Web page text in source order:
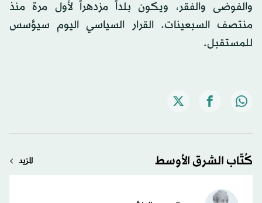
والفوضى والفقر، ويكون بلداً مزدهراً لأول مرة منذ
منتصف السبعينات. القرار السياسي اليوم سيؤسس
للمستقبل.
كُتّاب الشرق الأوسط المزيد